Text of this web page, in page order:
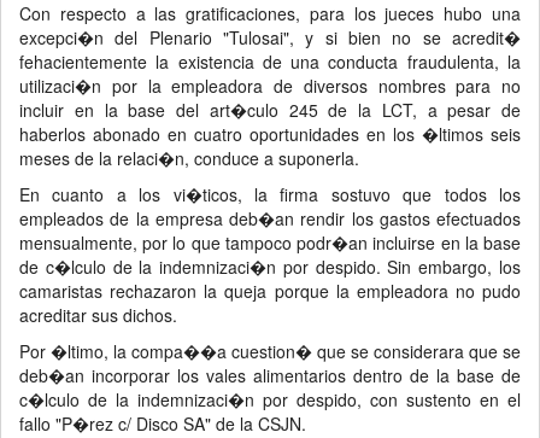
Con respecto a las gratificaciones, para los jueces hubo una
excepci�n del Plenario "Tulosai", y si bien no se acredit�
fehacientemente la existencia de una conducta fraudulenta, la
utilizaci�n por la empleadora de diversos nombres para no
incluir en la base del art�culo 245 de la LCT, a pesar de
haberlos abonado en cuatro oportunidades en los �ltimos seis
meses de la relaci�n, conduce a suponerla.
En cuanto a los vi�ticos, la firma sostuvo que todos los
empleados de la empresa deb�an rendir los gastos efectuados
mensualmente, por lo que tampoco podr�an incluirse en la base
de c�lculo de la indemnizaci�n por despido. Sin embargo, los
camaristas rechazaron la queja porque la empleadora no pudo
acreditar sus dichos.
Por �ltimo, la compa��a cuestion� que se considerara que se
deb�an incorporar los vales alimentarios dentro de la base de
c�lculo de la indemnizaci�n por despido, con sustento en el
fallo "P�rez c/ Disco SA" de la CSJN.